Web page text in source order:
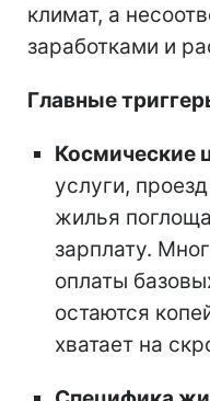
климат, а
заработками и
Главные
Космические
услуги,
жилья
зарплату.
оплаты
остаются
хватает на